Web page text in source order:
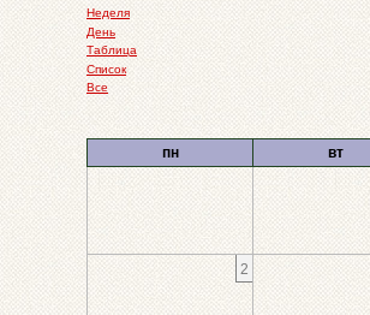
Неделя
День
Таблица
Список
Все
пн вт
2